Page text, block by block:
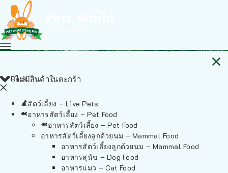
ไม่มีสินค้าในตะกร้า
Back
สัตว์เลี้ยง – Live Pets
อาหารสัตว์เลี้ยง – Pet Food
อาหารสัตว์เลี้ยง – Pet Food
อาหารสัตว์เลี้ยงลูกด้วยนม – Mammal Food
อาหารสัตว์เลี้ยงลูกด้วยนม – Mammal Food
อาหารสุนัข – Dog Food
อาหารแมว – Cat Food